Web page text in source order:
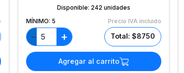
Disponible: 242 unidades
MÍNIMO: 5 Precio IVA incluido
− + Total: $8750
Agregar al carrito